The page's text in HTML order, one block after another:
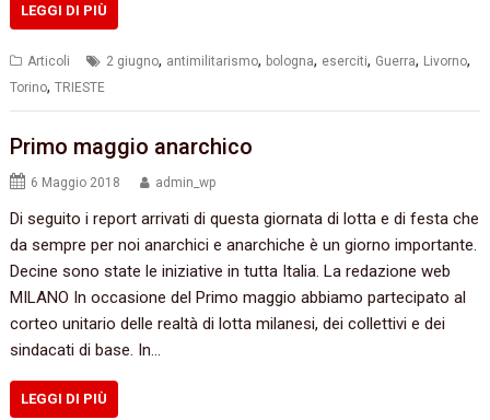
LEGGI DI PIÙ
Articoli 2 giugno, antimilitarismo, bologna, eserciti, Guerra, Livorno,
Torino,TRIESTE
Primo maggio anarchico
6 Maggio 2018 admin_wp
Di seguito i report arrivati di questa giornata di lotta e di festa che
da sempre per noi anarchici e anarchiche è un giorno importante.
Decine sono state le iniziative in tutta Italia. La redazione web
MILANO In occasione del Primo maggio abbiamo partecipato al
corteo unitario delle realtà di lotta milanesi, dei collettivi e dei
sindacati di base. In…
LEGGI DI PIÙ